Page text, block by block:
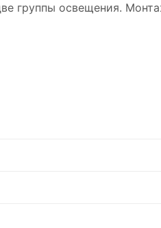
группы освещения.